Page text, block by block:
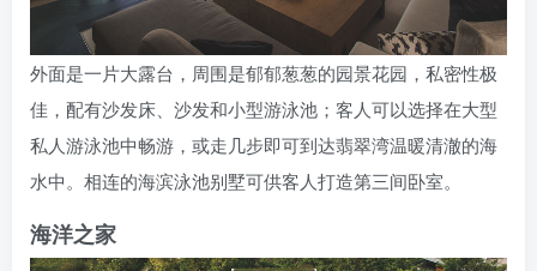
外面是一片大露台，周围是郁郁葱葱的园景花园，私密性极
佳，配有沙发床、沙发和小型游泳池；客人可以选择在大型
私人游泳池中畅游，或走几步即可到达翡翠湾温暖清澈的海
水中。相连的海滨泳池别墅可供客人打造第三间卧室。
海洋之家